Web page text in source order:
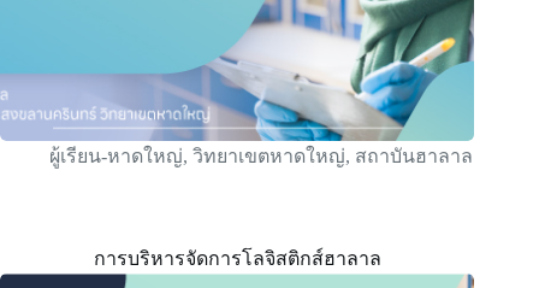
ผู้เรียน-หาดใหญ่,วิทยาเขตหาดใหญ่, สถาบันฮาลาล
การบริหารจัดการโลจิสติกส์ฮาลาล